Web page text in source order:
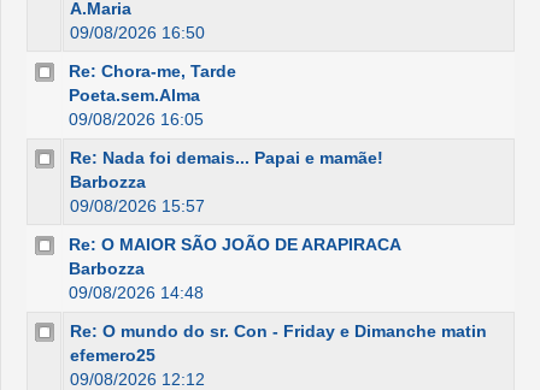
A.Maria
09/08/2026 16:50
Re: Chora-me, Tarde
Poeta.sem.Alma
09/08/2026 16:05
Re: Nada foi demais... Papai e mamãe!
Barbozza
09/08/2026 15:57
Re: O MAIOR SÃO JOÃO DE ARAPIRACA
Barbozza
09/08/2026 14:48
Re: O mundo do sr. Con - Friday e Dimanche matin
efemero25
09/08/2026 12:12